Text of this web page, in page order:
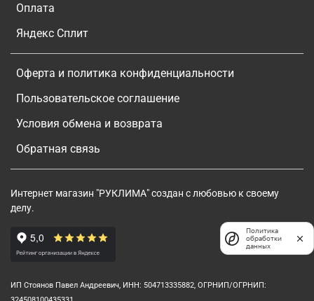
Оплата
Яндекс Сплит
Оферта и политика конфиденциальности
Пользовательское соглашение
Условия обмена и возврата
Обратная связь
Интернет магазин "РУКЛИМА" создан с любовью к своему
делу.
ИП Стоянов Павел Андреевич, ИНН: 504713335882, ОГРНИП/ОГРНИП:
Политика
обработки
данных